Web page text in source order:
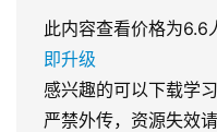
此内容查看价格为6.6
即升级
感兴趣的可以下载学
严禁外传，资源失效